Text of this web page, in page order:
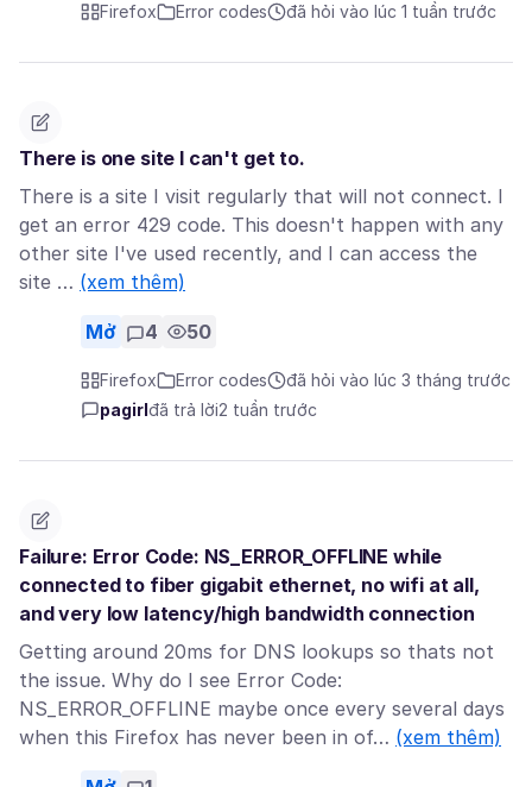
Firefox Error codes đã hỏi vào lúc 1 tuần trước
There is one site I can't get to.
There is a site I visit regularly that will not connect. I
get an error 429 code. This doesn't happen with any
other site I've used recently, and I can access the
site … (xem thêm)
Mở 4 50
Firefox Error codes
đã hỏi vào lúc 3 tháng trước
pagirl đã trả lời2 tuần trước
Failure: Error Code: NS_ERROR_OFFLINE while
connected to fiber gigabit ethernet, no wifi at all,
and very low latency/high bandwidth connection
Getting around 20ms for DNS lookups so thats not
the issue. Why do I see Error Code:
NS_ERROR_OFFLINE maybe once every several days
when this Firefox has never been in of… (xem thêm)